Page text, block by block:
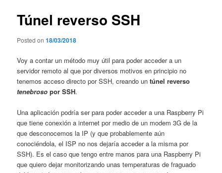
Túnel reverso SSH
Posted on18/03/2018
Voy a contar un método muy útil para poder acceder a un
servidor remoto al que por diversos motivos en principio no
tenemos acceso directo por SSH, creando untúnel reverso
tenebroso por SSH.
Una aplicación podría ser para poder acceder a una Raspberry Pi
que tiene conexión a internet por medio de un modem 3G de la
que desconocemos la IP (y que probablemente aún
conociéndola, el ISP no nos dejaría acceder a la misma por
SSH). Es el caso que tengo entre manos para una Raspberry Pi
que quiero dejar monitorizando unas temperaturas de fraguado